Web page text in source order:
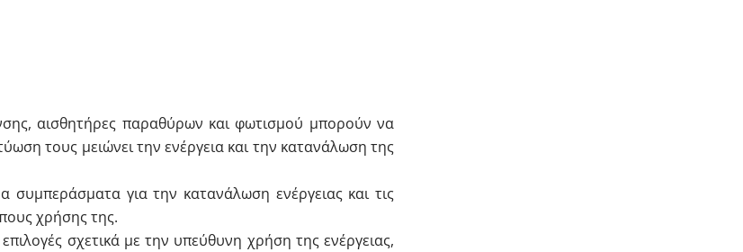
αισθητήρες παραθύρων και φωτισμού μπορούν να
τους μειώνει την ενέργεια και την κατανάλωση της
συμπεράσματα για την κατανάλωση ενέργειας και τις
χρήσης της.
σχετικά με την υπεύθυνη χρήση της ενέργειας,